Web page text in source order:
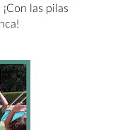
las pilas